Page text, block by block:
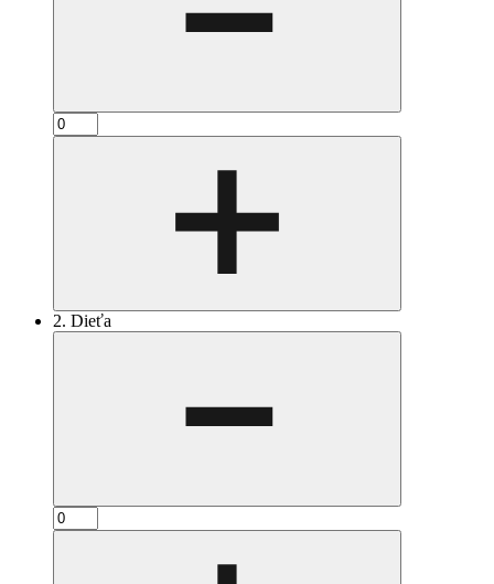
2. Dieťa